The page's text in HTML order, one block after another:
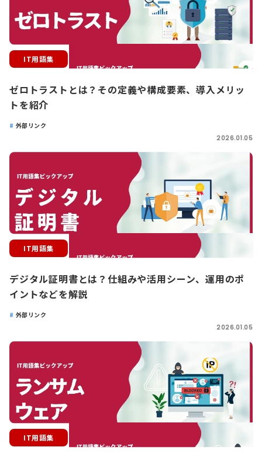
IT用語集
ゼロトラストとは？その定義や構成要素、導入メリッ
トを紹介
外部リンク
2026.01.05
IT用語集
デジタル証明書とは？仕組みや活用シーン、運用のポ
イントなどを解説
外部リンク
2026.01.05
IT用語集